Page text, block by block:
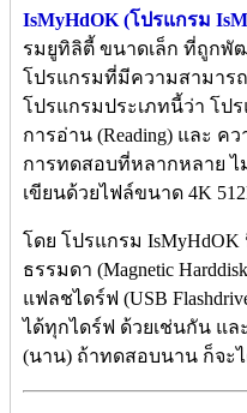
IsMyHdOK (โปรแกรม
รมยูทิลิตี้ ขนาดเล็ก ที่ถูกพั
โปรแกรมที่มีความสามาร
โปรแกรมประเภทนี้ว่า โป
การอ่าน (Reading) และ
การทดสอบที่หลากหลาย ไ
เขียนด้วยไฟล์ขนาด 4K
โดย โปรแกรม
ธรรมดา (Magnetic
แฟลชไดร์ฟ (USB
ได้ทุกไดร์ฟ ด้วยเช่นกัน แล
(นาน) ถ้าทดสอบนาน ก็จะ